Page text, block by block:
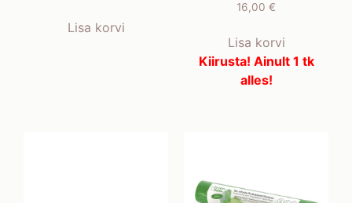
Lisa korvi
16,00 €
Lisa korvi
Kiirusta! Ainult 1 tk
alles!